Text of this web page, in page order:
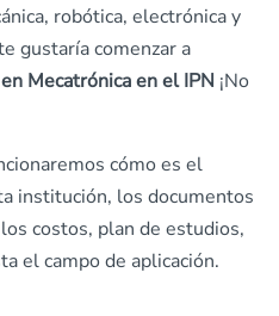
robótica, electrónica y
gustaría comenzar a
Mecatrónica en el IPN ¡No
cómo es el
institución, los documentos
costos, plan de estudios,
el campo de aplicación.